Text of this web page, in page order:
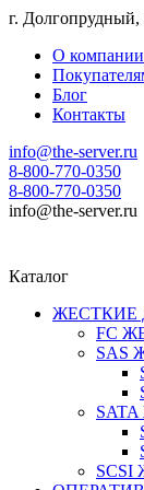
г.
О компании
Блог
Контакты
info@the-server.ru
8-800-770-0350
8-800-770-0350
info@the-server.ru
Каталог
ЖЕСТКИЕ
FC
SAS